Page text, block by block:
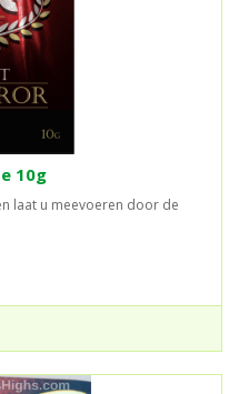
10g
laat u meevoeren door de